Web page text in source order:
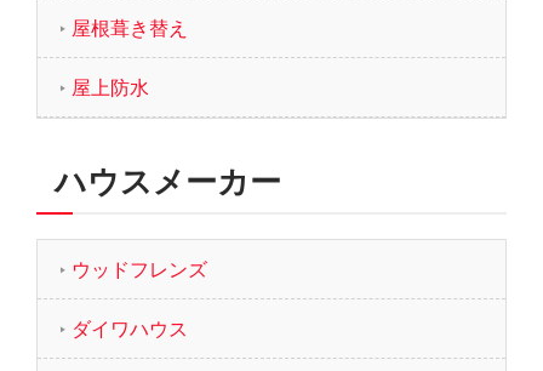
屋根葺き替え
屋上防水
ハウスメーカー
ウッドフレンズ
ダイワハウス